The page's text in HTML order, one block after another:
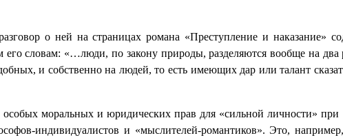
о ней на страницах романа «Преступление и наказание»
словам: «…люди, по закону природы, разделяются вообще на два
и собственно на людей, то есть имеющих дар или талант
моральных и юридических прав для «сильной личности» при
индивидуалистов и «мыслителей-романтиков». Это,